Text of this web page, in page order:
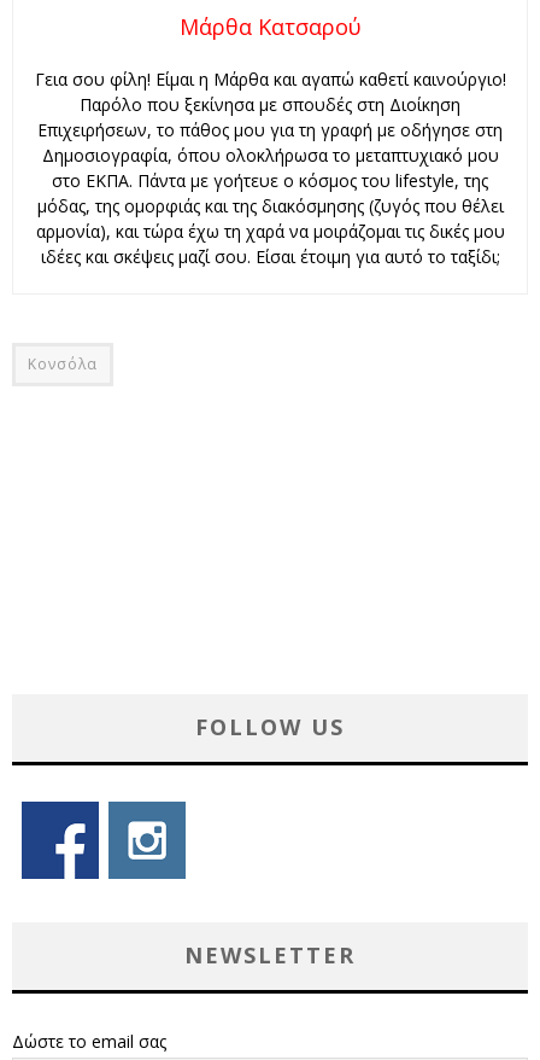
Μάρθα Κατσαρού
Γεια σου φίλη! Είμαι η Μάρθα και αγαπώ καθετί καινούργιο!
Παρόλο που ξεκίνησα με σπουδές στη Διοίκηση
Επιχειρήσεων, το πάθος μου για τη γραφή με οδήγησε στη
Δημοσιογραφία, όπου ολοκλήρωσα το μεταπτυχιακό μου
στο ΕΚΠΑ. Πάντα με γοήτευε ο κόσμος του lifestyle, της
μόδας, της ομορφιάς και της διακόσμησης (ζυγός που θέλει
αρμονία), και τώρα έχω τη χαρά να μοιράζομαι τις δικές μου
ιδέες και σκέψεις μαζί σου. Είσαι έτοιμη για αυτό το ταξίδι;
Κονσόλα
FOLLOW US
NEWSLETTER
Δώστε το email σας